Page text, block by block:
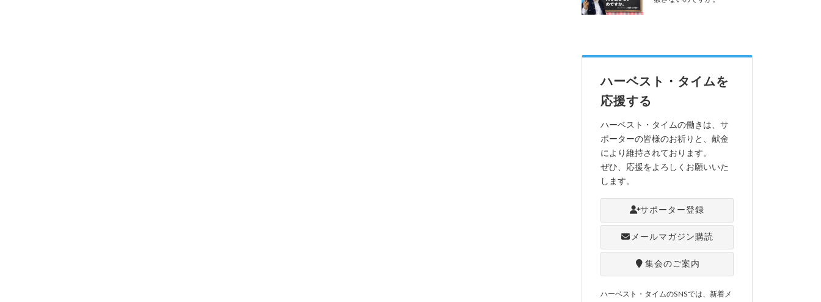
ハーベスト・タイムを
応援する
ハーベスト・タイムの働きは、サ
ポーターの皆様のお祈りと、献金
により維持されております。
ぜひ、応援をよろしくお願いいた
します。
サポーター登録
メールマガジン購読
集会のご案内
ハーベスト・タイムのSNSでは、新着メ